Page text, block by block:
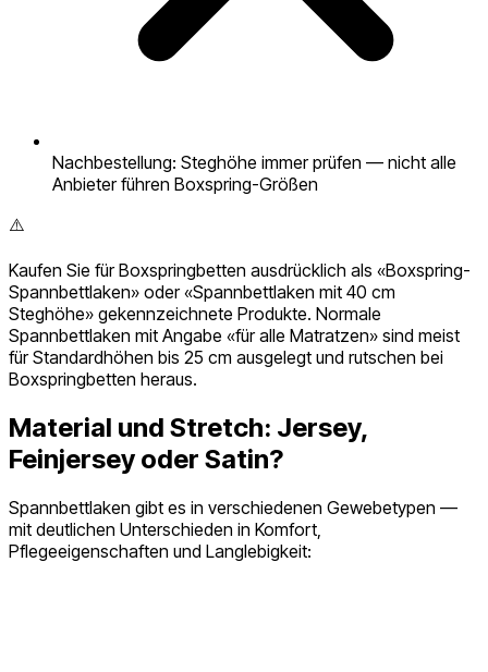
Nachbestellung: Steghöhe immer prüfen — nicht alle
Anbieter führen Boxspring-Größen
⚠️
Kaufen Sie für Boxspringbetten ausdrücklich als «Boxspring-
Spannbettlaken» oder «Spannbettlaken mit 40 cm
Steghöhe» gekennzeichnete Produkte. Normale
Spannbettlaken mit Angabe «für alle Matratzen» sind meist
für Standardhöhen bis 25 cm ausgelegt und rutschen bei
Boxspringbetten heraus.
Material und Stretch: Jersey,
Feinjersey oder Satin?
Spannbettlaken gibt es in verschiedenen Gewebetypen —
mit deutlichen Unterschieden in Komfort,
Pflegeeigenschaften und Langlebigkeit: